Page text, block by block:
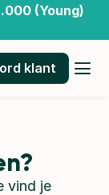
(Young)
klant
vind je